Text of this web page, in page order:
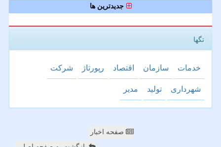
جدیدترین ها
تگها
خدمات سازمان اقتصاد رپورتاژ شركت
شهرداری تولید مدیر
صفحه اخبار